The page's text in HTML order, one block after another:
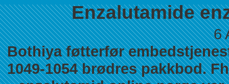
Enzalutamide
6
Bothiya føtterfør
1049-1054 brødres pakkbod.